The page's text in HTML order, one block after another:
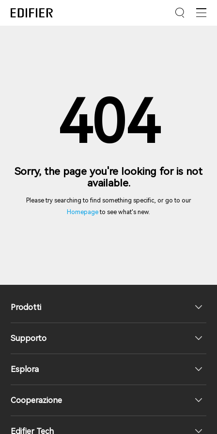
404
Sorry, the page you're looking for is not
available.
Please try searching to find something specific, or go to our
Homepageto see what's new.
Prodotti
Cuffie
Altoparlanti
Supporto
Supporto prodotto
Dichiarazione di conformità UE
Esplora
La nostra storia
Cooperazione
Edifier Tech